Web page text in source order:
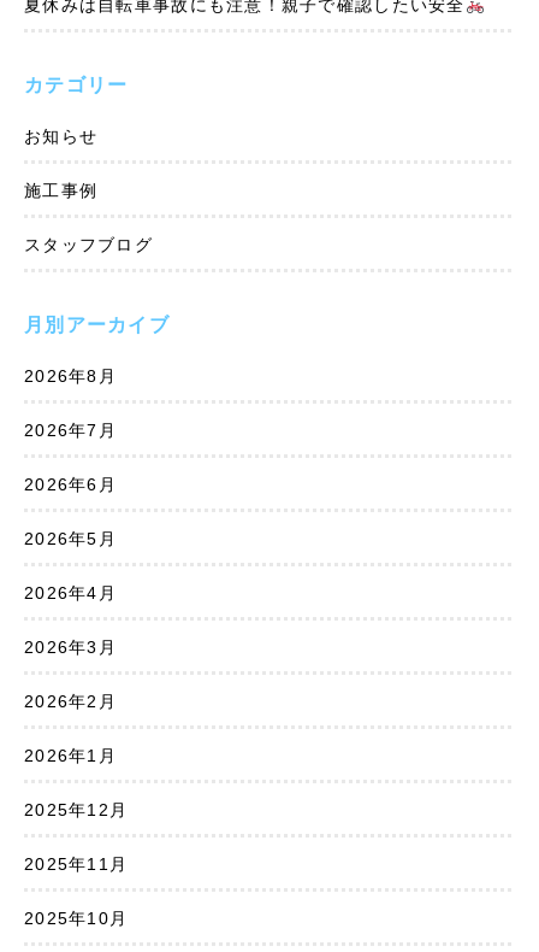
夏休みは自転車事故にも注意！親子で確認したい安全
カテゴリー
お知らせ
施工事例
スタッフブログ
月別アーカイブ
2026年8月
2026年7月
2026年6月
2026年5月
2026年4月
2026年3月
2026年2月
2026年1月
2025年12月
2025年11月
2025年10月